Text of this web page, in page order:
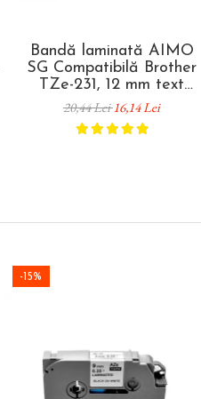
Bandă laminată AIMO
SG Compatibilă Brother
TZe-231, 12 mm text
negru pe alb, pentru
identificare rafturi,
inventariere și organizare
20,44 Lei16,14 Lei
-15%